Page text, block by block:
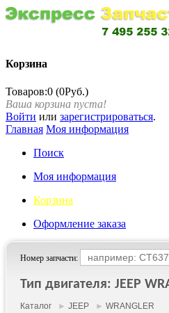
Корзина
Товаров:0 (0Руб.)
Ваша корзина пуста!
Войти или зарегистрироваться.
Главная Моя информация
Поиск
Моя информация
Корзина
Оформление заказа
Номер запчасти:
Тип двигателя: JEEP
Каталог ► JEEP ► WRANGLER